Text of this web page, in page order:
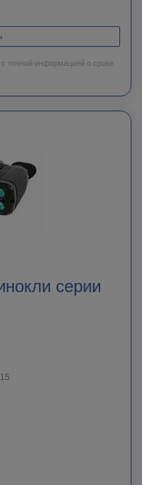
точной информацией о сроке
серии